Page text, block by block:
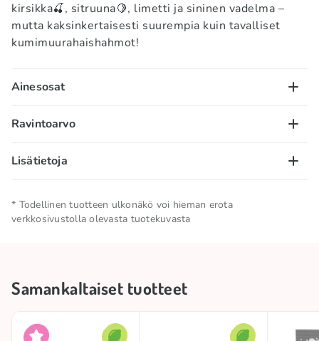
kirsikka🍒, sitruuna🍋, limetti ja sininen vadelma –
mutta kaksinkertaisesti suurempia kuin tavalliset
kumimuurahaishahmot!
Ainesosat
Sokeri, inverttisokeri, maissisiirappi, muunnettu
sitruunahappo), aromit, väriaineet (E110**, E129**,
E102**, E133). *Sisältää geneettisesti muunnettuja
aktiivisuuteen ja huomioon.
Ravintoarvo
100 g/ml:
sokereita – 78,6g; proteiini – 0g; suola – 0,2g.
Lisätietoja
Nettomäärä 0.005 KG
Säilytysolosuhteet
paikassa
Kokoelma 🍋 Hapan kokoelma
* Todellinen tuotteen ulkonäkö voi hieman erota
verkkosivustolla olevasta tuotekuvasta
Samankaltaiset tuotteet